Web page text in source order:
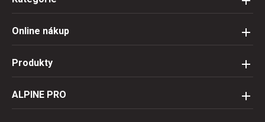
Online nákup
Produkty
ALPINE PRO